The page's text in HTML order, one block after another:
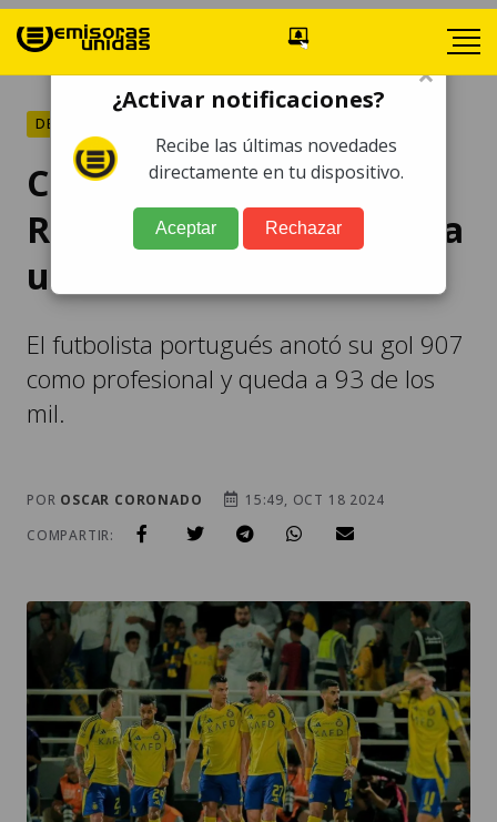
DEPORTES
Con penalti de Cristiano
Ronaldo, Al Nassr se lleva
un triunfo
El futbolista portugués anotó su gol 907
como profesional y queda a 93 de los
mil.
POR OSCAR CORONADO
15:49, OCT 18 2024
COMPARTIR:
×
¿Activar notificaciones?
Recibe las últimas novedades
directamente en tu dispositivo.
Aceptar Rechazar